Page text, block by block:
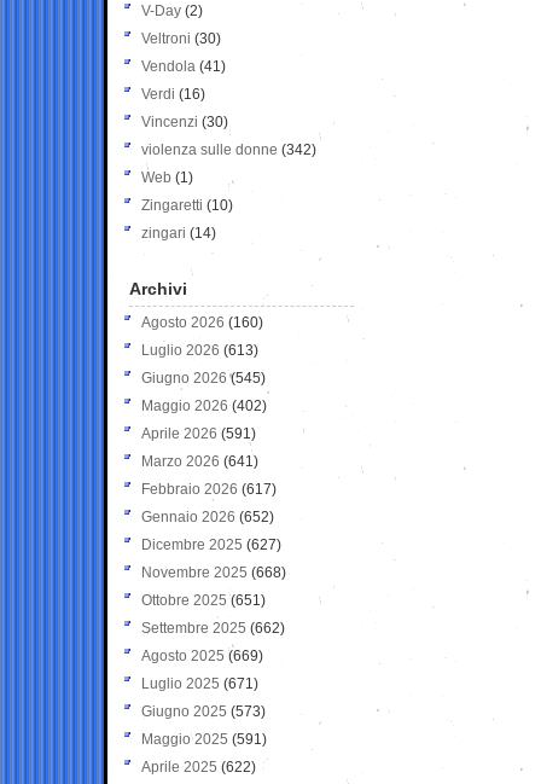
V-Day (2)
Veltroni (30)
Vendola (41)
Verdi (16)
Vincenzi (30)
violenza sulle donne (342)
Web (1)
Zingaretti (10)
zingari (14)
Archivi
Agosto 2026 (160)
Luglio 2026 (613)
Giugno 2026 (545)
Maggio 2026 (402)
Aprile 2026 (591)
Marzo 2026 (641)
Febbraio 2026 (617)
Gennaio 2026 (652)
Dicembre 2025 (627)
Novembre 2025 (668)
Ottobre 2025 (651)
Settembre 2025 (662)
Agosto 2025 (669)
Luglio 2025 (671)
Giugno 2025 (573)
Maggio 2025 (591)
Aprile 2025 (622)